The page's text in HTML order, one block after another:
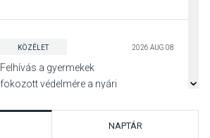
KÖZÉLET 2026 AUG 08
Felhívás a gyermekek
fokozott védelmére a nyári
NAPTÁR